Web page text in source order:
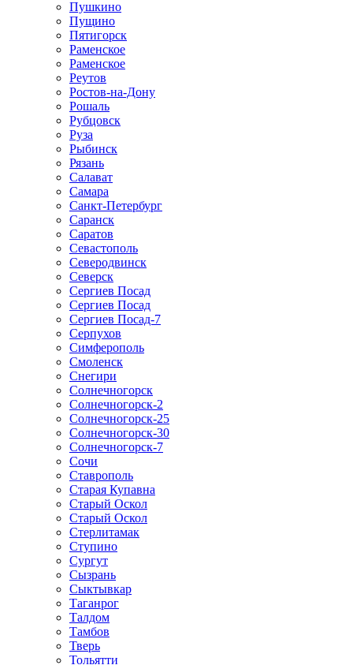
Пушкино
Пущино
Пятигорск
Раменское
Раменское
Реутов
Ростов-на-Дону
Рошаль
Рубцовск
Руза
Рыбинск
Рязань
Салават
Самара
Санкт-Петербург
Саранск
Саратов
Севастополь
Северодвинск
Северск
Сергиев Посад
Сергиев Посад
Сергиев Посад-7
Серпухов
Симферополь
Смоленск
Снегири
Солнечногорск
Солнечногорск-2
Солнечногорск-25
Солнечногорск-30
Солнечногорск-7
Сочи
Ставрополь
Старая Купавна
Старый Оскол
Старый Оскол
Стерлитамак
Ступино
Сургут
Сызрань
Сыктывкар
Таганрог
Талдом
Тамбов
Тверь
Тольятти